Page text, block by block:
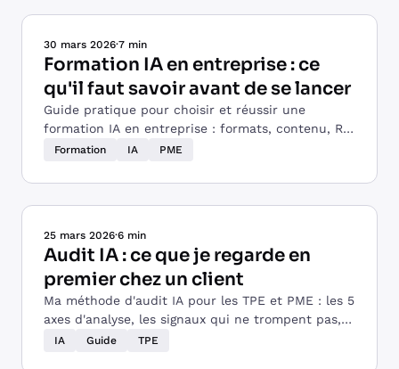
30 mars 2026·7 min
Formation IA en entreprise : ce
qu'il faut savoir avant de se lancer
Guide pratique pour choisir et réussir une
formation IA en entreprise : formats, contenu, ROI
et critères de sélection d'un formateur.
Formation IA PME
25 mars 2026·6 min
Audit IA : ce que je regarde en
premier chez un client
Ma méthode d'audit IA pour les TPE et PME : les 5
axes d'analyse, les signaux qui ne trompent pas,
et comment je priorise les actions.
IA Guide TPE